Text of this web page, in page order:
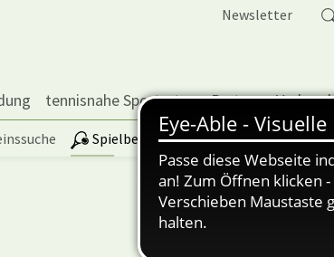
Newsletter
tennisnahe Sportarten Partner Verband
Spielbetrieb | TORP Vereinspokal